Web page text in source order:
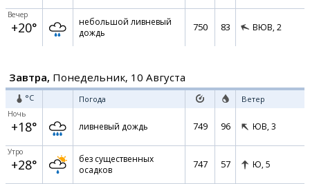
Вечер
+20°
небольшой ливневый
дождь
750 83 ВЮВ, 2
Завтра, Понедельник, 10 Августа
°C Погода Ветер
Ночь
+18° ливневый дождь 749 96 ЮВ, 3
Утро
+28°
без существенных
осадков
747 57 Ю, 5